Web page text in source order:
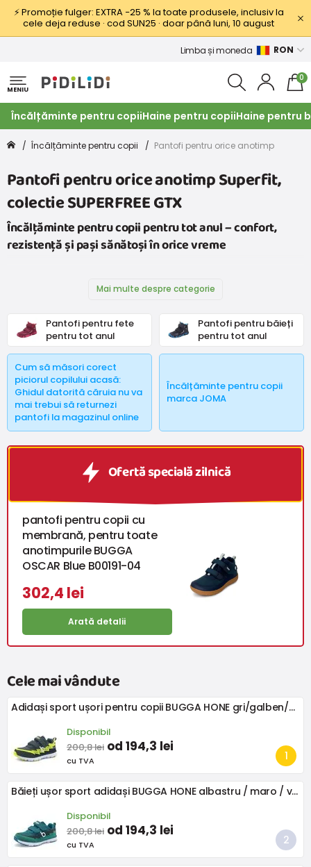
⚡ Promoție fulger: EXTRA −25 % la toate produsele, inclusiv la
cele deja reduse · cod SUN25 · doar până luni, 10 august
Limba și moneda RON
MENIU
0
Încălțăminte pentru copiiHaine pentru copiiHaine pentru
Încălțăminte pentru copii Pantofi pentru orice anotimp
Pantofi pentru orice anotimp Superfit,
colectie SUPERFREE GTX
Încălțăminte pentru copii pentru tot anul – confort,
rezistență și pași sănătoși în orice vreme
Mai multe despre categorie
Pantofi pentru fete
pentru tot anul
Pantofi pentru băieți
pentru tot anul
Cum să măsori corect
piciorul copilului acasă:
Ghidul datorită căruia nu va
mai trebui să returnezi
pantofi la magazinul online
Încălțăminte pentru copii
marca JOMA
Ofertă specială zilnică
pantofi pentru copii cu
membrană, pentru toate
anotimpurile BUGGA
OSCAR Blue B00191-04
302,4 lei
Arată detalii
Cele mai vândute
Adidași sport ușori pentru copii BUGGA HONE gri/galben/negru
Disponibil
200,8 lei od 194,3 lei
cu TVA
Băieți ușor sport adidași BUGGA HONE albastru / maro / verde
Disponibil
200,8 lei od 194,3 lei
cu TVA